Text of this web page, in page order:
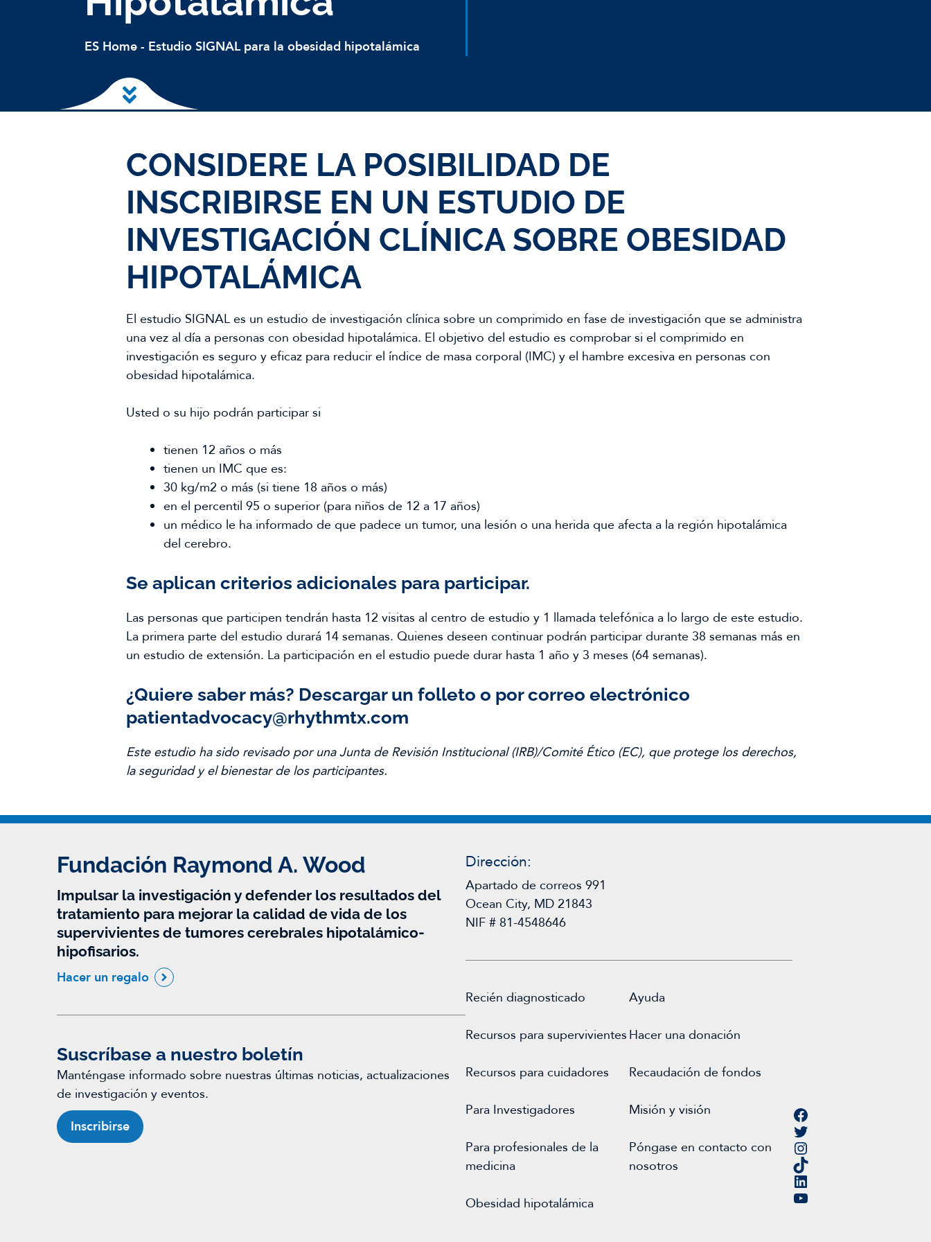
ES Home - Estudio SIGNAL para la obesidad hipotalámica
Ir al contenido principal
CONSIDERE LA POSIBILIDAD DE
INSCRIBIRSE EN UN ESTUDIO DE
INVESTIGACIÓN CLÍNICA SOBRE OBESIDAD
HIPOTALÁMICA
El estudio SIGNAL es un estudio de investigación clínica sobre un comprimido en fase de investigación que se administra
una vez al día a personas con obesidad hipotalámica. El objetivo del estudio es comprobar si el comprimido en
investigación es seguro y eficaz para reducir el índice de masa corporal (IMC) y el hambre excesiva en personas con
obesidad hipotalámica.
Usted o su hijo podrán participar si
tienen 12 años o más
tienen un IMC que es:
30 kg/m2 o más (si tiene 18 años o más)
en el percentil 95 o superior (para niños de 12 a 17 años)
un médico le ha informado de que padece un tumor, una lesión o una herida que afecta a la región hipotalámica
del cerebro.
Se aplican criterios adicionales para participar.
Las personas que participen tendrán hasta 12 visitas al centro de estudio y 1 llamada telefónica a lo largo de este estudio.
La primera parte del estudio durará 14 semanas. Quienes deseen continuar podrán participar durante 38 semanas más en
un estudio de extensión. La participación en el estudio puede durar hasta 1 año y 3 meses (64 semanas).
¿Quiere saber más? Descargar un folleto o por correo electrónico
patientadvocacy@rhythmtx.com
Este estudio ha sido revisado por una Junta de Revisión Institucional (IRB)/Comité Ético (EC), que protege los derechos,
la seguridad y el bienestar de los participantes.
Fundación Raymond A. Wood
Impulsar la investigación y defender los resultados del
tratamiento para mejorar la calidad de vida de los
supervivientes de tumores cerebrales hipotalámico-
hipofisarios.
Hacer un regalo
Suscríbase a nuestro boletín
Manténgase informado sobre nuestras últimas noticias, actualizaciones
de investigación y eventos.
Inscribirse
Dirección:
Apartado de correos 991
Ocean City, MD 21843
NIF # 81-4548646
Recién diagnosticado
Recursos para supervivientes
Recursos para cuidadores
Para Investigadores
Para profesionales de la
medicina
Obesidad hipotalámica
Ayuda
Hacer una donación
Recaudación de fondos
Misión y visión
Póngase en contacto con
nosotros
Facebook
Twitter
Instagram
TikTok
LinkedIn
YouTube